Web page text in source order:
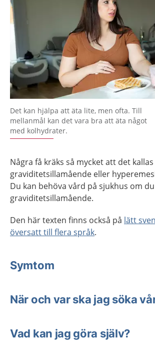
Det kan hjälpa att äta lite, men ofta. Till
mellanmål kan det vara bra att äta något
med kolhydrater.
Några få kräks så mycket att det
graviditetsillamående eller
Du kan behöva vård på sjukhus om
graviditetsillamående.
Den här texten finns också på lätt
översatt till flera språk.
Symtom
När och var ska jag söka
Vad kan jag göra själv?